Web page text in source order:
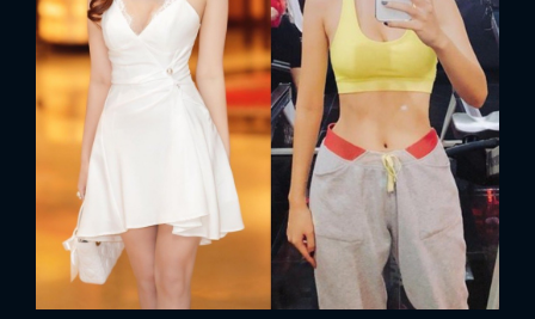
FACEBOOK GOOGLE